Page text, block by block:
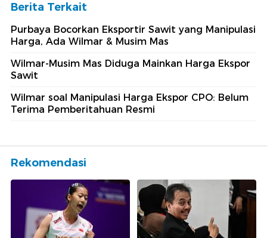
Berita Terkait
Purbaya Bocorkan Eksportir Sawit yang Manipulasi
Harga, Ada Wilmar & Musim Mas
Wilmar-Musim Mas Diduga Mainkan Harga Ekspor
Sawit
Wilmar soal Manipulasi Harga Ekspor CPO: Belum
Terima Pemberitahuan Resmi
Rekomendasi